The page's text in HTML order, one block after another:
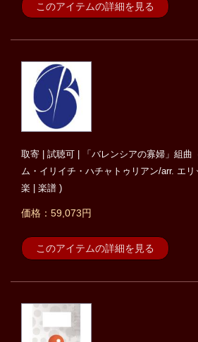
このアイテムの詳細を見る
取寄 | 試聴可 | 「バレンシアの寡婦」組曲
ム・イリイチ・ハチャトゥリアン/arr. エ
楽 | 楽譜 )
価格：59,073円
このアイテムの詳細を見る